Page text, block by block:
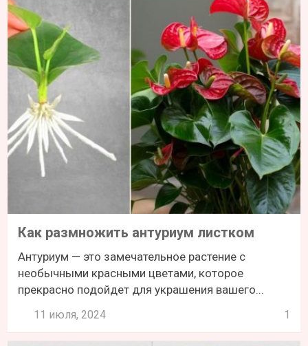
Как размножить антуриум листком
Антуриум — это замечательное растение с
необычными красными цветами, которое
прекрасно подойдет для украшения вашего...
11 июля, 2024 1